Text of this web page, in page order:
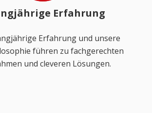
Erfahrung
Erfahrung und unsere
führen zu fachgerechten
und cleveren Lösungen.